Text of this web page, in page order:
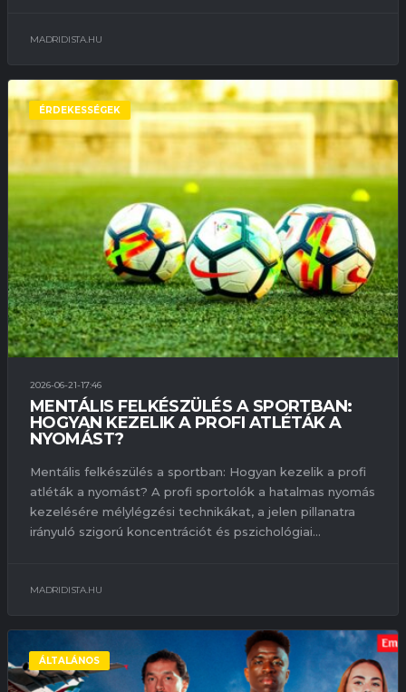
MADRIDISTA.HU
ÉRDEKESSÉGEK
2026-06-21-17:46
MENTÁLIS FELKÉSZÜLÉS A SPORTBAN:
HOGYAN KEZELIK A PROFI ATLÉTÁK A
NYOMÁST?
Mentális felkészülés a sportban: Hogyan kezelik a profi
atléták a nyomást? A profi sportolók a hatalmas nyomás
kezelésére mélylégzési technikákat, a jelen pillanatra
irányuló szigorú koncentrációt és pszichológiai...
MADRIDISTA.HU
ÁLTALÁNOS